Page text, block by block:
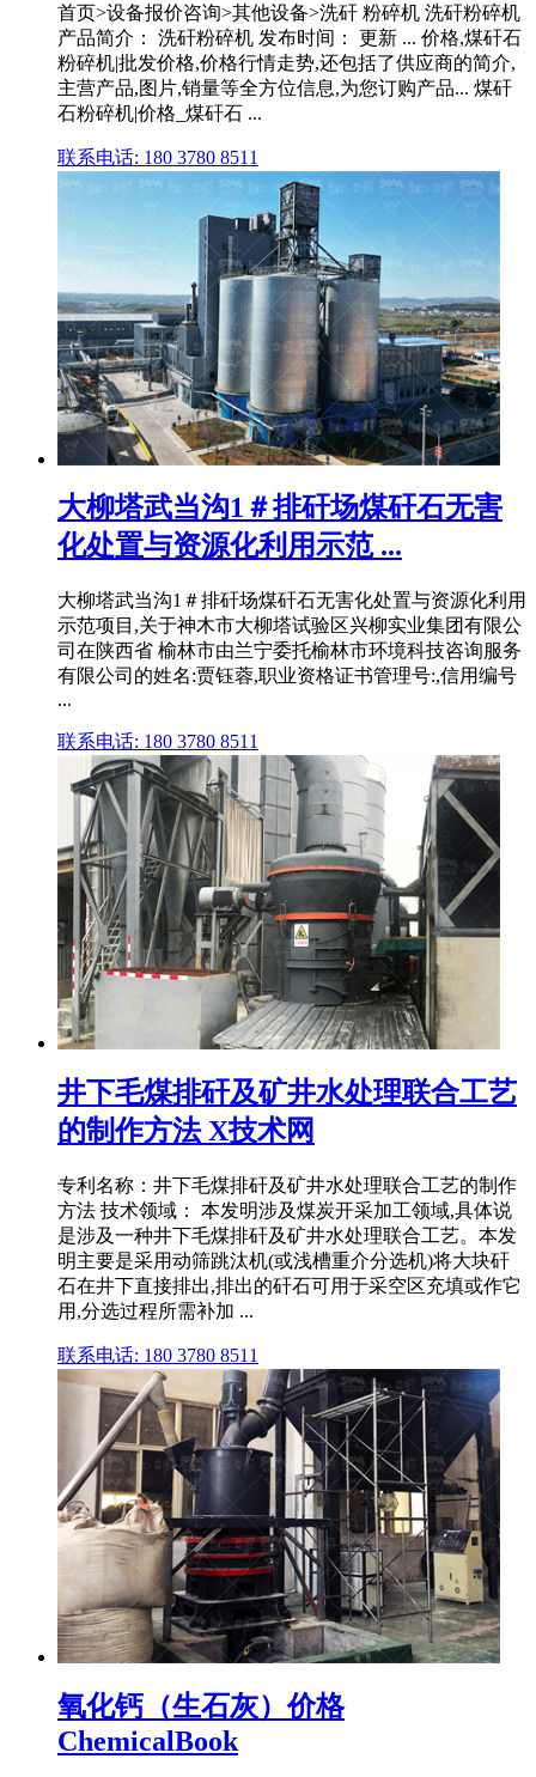
首页>设备报价咨询>其他设备>洗矸 粉碎机 洗矸粉碎机
产品简介： 洗矸粉碎机 发布时间： 更新 ... 价格,煤矸石
粉碎机|批发价格,价格行情走势,还包括了供应商的简介,
主营产品,图片,销量等全方位信息,为您订购产品... 煤矸
石粉碎机|价格_煤矸石 ...
联系电话: 180 3780 8511
大柳塔武当沟1＃排矸场煤矸石无害
化处置与资源化利用示范 ...
大柳塔武当沟1＃排矸场煤矸石无害化处置与资源化利用
示范项目,关于神木市大柳塔试验区兴柳实业集团有限公
司在陕西省 榆林市由兰宁委托榆林市环境科技咨询服务
有限公司的姓名:贾钰蓉,职业资格证书管理号:,信用编号
...
联系电话: 180 3780 8511
井下毛煤排矸及矿井水处理联合工艺
的制作方法 X技术网
专利名称：井下毛煤排矸及矿井水处理联合工艺的制作
方法 技术领域： 本发明涉及煤炭开采加工领域,具体说
是涉及一种井下毛煤排矸及矿井水处理联合工艺。本发
明主要是采用动筛跳汰机(或浅槽重介分选机)将大块矸
石在井下直接排出,排出的矸石可用于采空区充填或作它
用,分选过程所需补加 ...
联系电话: 180 3780 8511
氧化钙（生石灰）价格
ChemicalBook